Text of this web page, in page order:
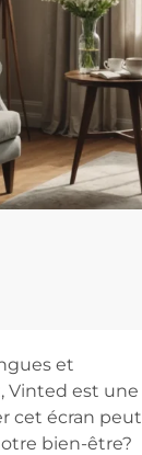
et
Vinted est une
cet écran peut
bien-être?